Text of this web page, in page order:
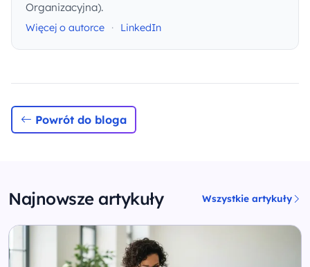
Organizacyjna).
Więcej o autorce · LinkedIn
Powrót do bloga
Najnowsze artykuły Wszystkie artykuły